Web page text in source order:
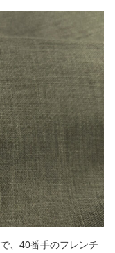
、40番手のフレンチ